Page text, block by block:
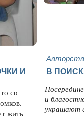
И
со
жить
В
и
украшают